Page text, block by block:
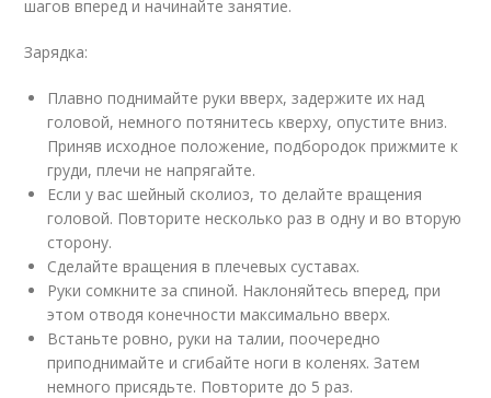
шагов вперед и начинайте занятие.
Зарядка:
Плавно поднимайте руки вверх, задержите их над
головой, немного потянитесь кверху, опустите вниз.
Приняв исходное положение, подбородок прижмите к
груди, плечи не напрягайте.
Если у вас шейный сколиоз, то делайте вращения
головой. Повторите несколько раз в одну и во вторую
сторону.
Сделайте вращения в плечевых суставах.
Руки сомкните за спиной. Наклоняйтесь вперед, при
этом отводя конечности максимально вверх.
Встаньте ровно, руки на талии, поочередно
приподнимайте и сгибайте ноги в коленях. Затем
немного присядьте. Повторите до 5 раз.